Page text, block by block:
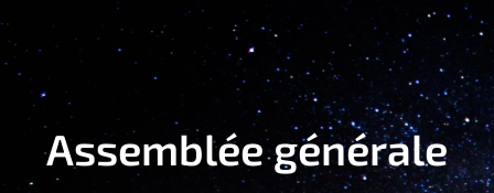
Assemblée générale